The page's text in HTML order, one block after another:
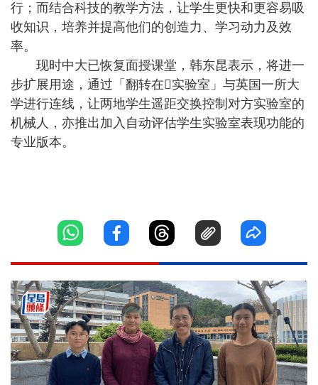
行；而结合科技的教学方法，让学生更快和更容易吸
收知识，培养并提高他们的创造力、学习动力及效
率。
现时中大已恢复面授课堂，韩东昆表示，将进一
步扩展用途，通过「翻转在实验室」与英国一所大
学进行连线，让两地学生遥距交换控制对方实验室的
机械人，亦推出加入自动评估学生实验室表现功能的
专业版本。